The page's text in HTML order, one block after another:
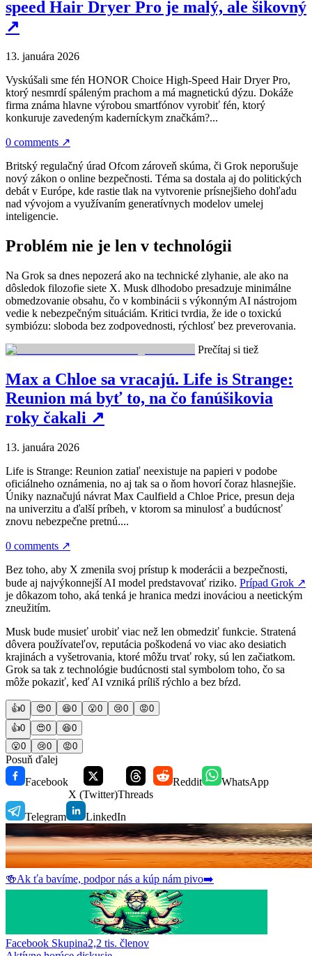
speed Hair Dryer Pro je malý, ale šikovný
↗
13. januára 2026
Vyskúšali sme fén HONOR Choice High-Speed Hair Dryer Pro,
ktorý nesmrdí spáleným prachom a má magnetickú dýzu. Dokáže
firma známa hlavne výrobou smartfónov vyrobiť fén, ktorý
konkuruje zavedeným kaderníckym značkám?...
0 comments ↗
Britský regulačný úrad Ofcom zároveň skúma, či Grok neporušuje
nový zákon o online bezpečnosti. Téma sa dostala aj do politických
debát v Európe, kde rastie tlak na vytvorenie prísnejšieho dohľadu
nad vývojom a využívaním generatívnych modelov umelej
inteligencie.
Problém nie je len v technológii
Na Grok sa dnes nepozerá ako na technické zlyhanie, ale ako na
dôsledok filozofie siete X. Musk dlhodobo presadzuje minimálne
obmedzovanie obsahu, čo v kombinácii s výkonným AI nástrojom
vedie k nebezpečným situáciám. Kritici tvrdia, že ide o toxickú
symbiózu: sloboda bez zodpovednosti, rýchlosť bez preverovania.
Prečítaj si tiež
Max a Chloe sa vracajú. Life is Strange:
Reunion má byť to, na čo fanúšikovia
roky čakali ↗
13. januára 2026
Life is Strange: Reunion zatiaľ neexistuje na papieri v podobe
oficiálneho oznámenia, no aj tak sa o ňom hovorí čoraz hlasnejšie.
Úniky naznačujú návrat Max Caulfield a Chloe Price, presun deja
na univerzitu a ďalší príbeh, v ktorom sa minulosť a budúcnosť
znovu nebezpečne pretnú....
0 comments ↗
Bez toho, aby X zmenila svoj prístup k moderácii a bezpečnosti,
bude aj najvýkonnejší AI model predstavovať riziko. Prípad Grok ↗
je dôkazom toho, aká tenká je hranica medzi inováciou a neetickým
zneužitím.
Musk bude musieť urobiť viac než len obmedziť funkcie. Stratená
dôvera používateľov, reputácia poškodená vo viac ako desiatich
krajinách a vyšetrovania, ktoré môžu trvať roky, sú len začiatkom.
Grok sa tak z technológie budúcnosti stal symbolom toho, čo sa
môže pokaziť, keď AI vzniká príliš rýchlo a bez bŕzd.
👍0 😍0 😆0 😮0 😢0 😡0
👍0 😍0 😆0
😮0 😢0 😡0
Posuň ďalej
Facebook
X (Twitter)Threads
Reddit WhatsApp
Telegram LinkedIn
🍻Ak ťa bavíme, podpor nás a kúp nám pivo➡️
Facebook Skupina2,2 tis. členov